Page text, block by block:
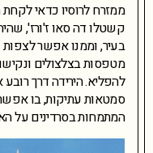
ממזרח לרוסיו כדאי
קשטלו דה סאו ז'ורז',
בעיר, וממנו אפשר
מטפסות בצלצולים
להפליא. הירידה דרך
סמטאות עתיקות, בו
המתמחות בסרדינים על